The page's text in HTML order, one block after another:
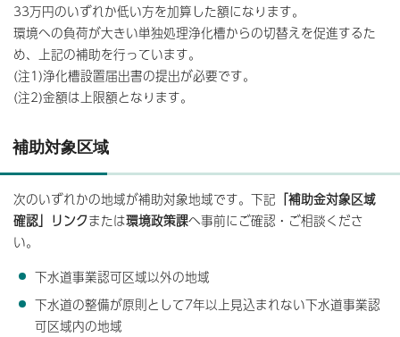
33万円のいずれか低い方を加算した額になります。
環境への負荷が大きい単独処理浄化槽からの切替えを促進するた
め、上記の補助を行っています。
(注1)浄化槽設置届出書の提出が必要です。
(注2)金額は上限額となります。
補助対象区域
次のいずれかの地域が補助対象地域です。下記 「補助金対象区域
確認」リンクまたは環境政策課へ事前にご確認・ご相談くださ
い。
下水道事業認可区域以外の地域
下水道の整備が原則として7年以上見込まれない下水道事業認
可区域内の地域